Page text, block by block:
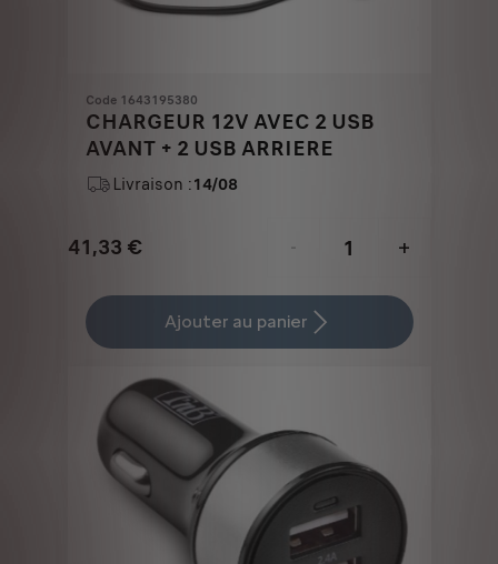
Code 1643195380
CHARGEUR 12V AVEC 2 USB
AVANT + 2 USB ARRIERE
Livraison :14/08
41,33 €
Price
41,33
-
+
Quantity
updated
Ajouter au panier